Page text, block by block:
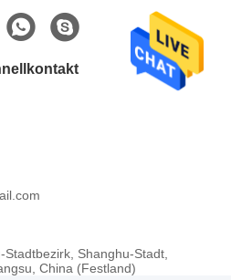
Shanghu-Stadt,
China (Festland)